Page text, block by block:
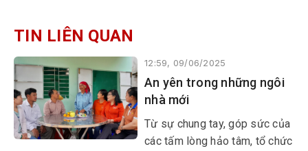
TIN LIÊN QUAN
12:59, 09/06/2025
An yên trong những ngôi
nhà mới
​​​​​​​Từ sự chung tay, góp sức của
các tấm lòng hảo tâm, tổ chức